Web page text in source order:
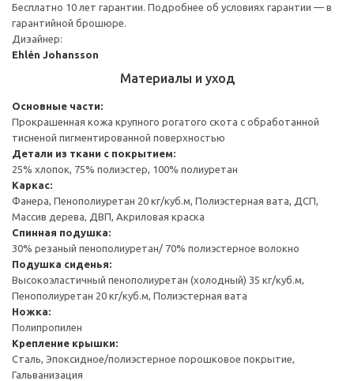
Бесплатно 10 лет гарантии. Подробнее об условиях гарантии — в
гарантийной брошюре.
Дизайнер:
Ehlén Johansson
Материалы и уход
Основные части:
Прокрашенная кожа крупного рогатого скота с обработанной
тисненой пигментированной поверхностью
Детали из ткани с покрытием:
25% хлопок, 75% полиэстер, 100% полиуретан
Каркас:
Фанера, Пенополиуретан 20 кг/куб.м, Полиэстерная вата, ДСП,
Массив дерева, ДВП, Акриловая краска
Спинная подушка:
30% резаный пенополиуретан/ 70% полиэстерное волокно
Подушка сиденья:
Высокоэластичный пенополиуретан (холодный) 35 кг/куб.м,
Пенополиуретан 20 кг/куб.м, Полиэстерная вата
Ножка:
Полипропилен
Крепление крышки:
Сталь, Эпоксидное/полиэстерное порошковое покрытие,
Гальванизация